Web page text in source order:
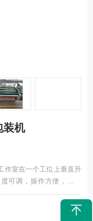
装机
作室在一个工位上垂直升
可调，操作方便，效率
）包装。不锈钢链条、大
带清洗等，使设备具有良